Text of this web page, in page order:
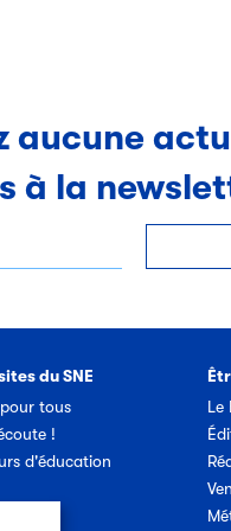
aucune
à la
du SNE
tous
!
d'éducation
Le